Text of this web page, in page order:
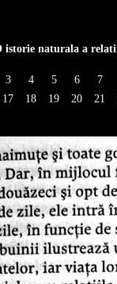
naturala a
3 4 5 6 7
17 18 19 20 21